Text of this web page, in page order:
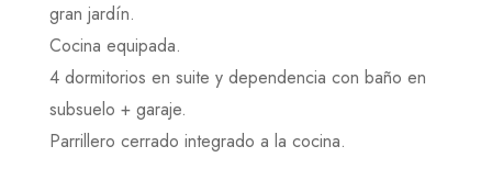
gran jardín.
Cocina equipada.
4 dormitorios en suite y dependencia con baño en
subsuelo + garaje.
Parrillero cerrado integrado a la cocina.